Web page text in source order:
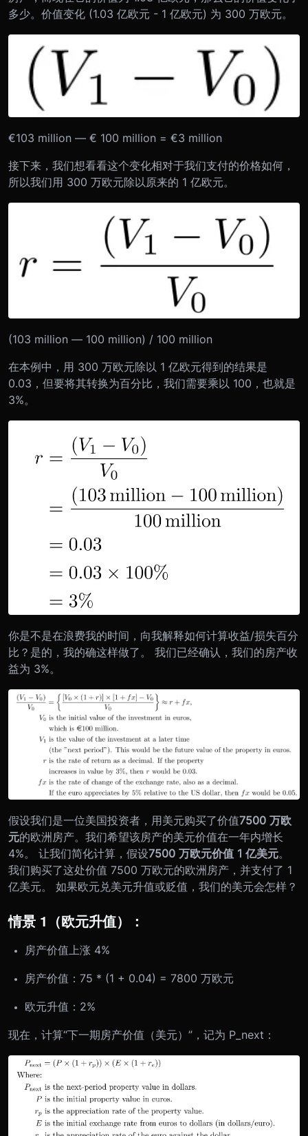
多少。价值变化 (1.03 亿欧元 - 1 亿欧元) 为 300 万欧元。
€103 million — € 100 million = €3 million
接下来，我们想看看这个变化相对于我们支付的价格如何，
所以我们用 300 万欧元除以原来的 1 亿欧元。
(103 million — 100 million) / 100 million
在本例中，用 300 万欧元除以 1 亿欧元得到的结果是
0.03，但要将其转换为百分比，我们需要乘以 100，也就是
3%。
你是不是在浪费我的时间，向我解释如何计算收益/损失百分
比？是的，我的确这样做了。 我们已经确认，我们的房产收
益为 3%。
假设我们是一位美国投资者，用美元购买了价值7500 万欧
元的欧洲房产。我们希望该房产的美元价值在一年内增长
4%。 让我们简化计算，假设7500 万欧元价值 1 亿美元。
我们购买了这处价值 7500 万欧元的欧洲房产，并支付了 1
亿美元。 如果欧元兑美元升值或贬值，我们的美元会怎样？
情景 1（欧元升值）：
房产价值上涨 4%
房产价值：75 * (1 + 0.04) = 7800 万欧元
欧元升值：2%
现在，计算“下一期房产价值（美元）”，记为 P_next：